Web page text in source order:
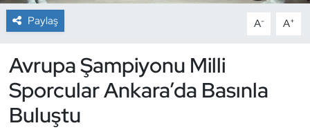
Paylaş A- A+
Avrupa Şampiyonu Milli
Sporcular Ankara’da Basınla
Buluştu
Dağcılık
Dövüş Sanatı
E-Spor